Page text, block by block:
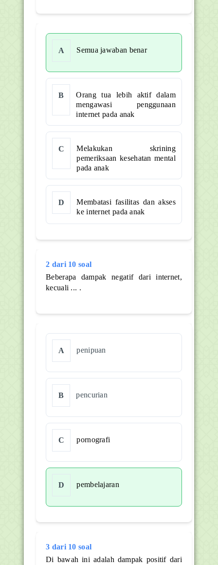
A Semua jawaban benar
B
Orang tua lebih aktif dalam
mengawasi penggunaan
internet pada anak
C
Melakukan skrining
pemeriksaan kesehatan mental
pada anak
D
Membatasi fasilitas dan akses
ke internet pada anak
2 dari 10 soal
Beberapa dampak negatif dari internet,
kecuali ... .
A penipuan
B pencurian
C pornografi
D pembelajaran
3 dari 10 soal
Di bawah ini adalah dampak positif dari